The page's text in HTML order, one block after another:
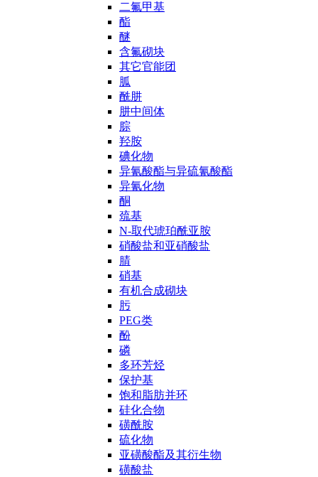
二氟甲基
酯
醚
含氟砌块
其它官能团
胍
酰肼
肼中间体
腙
羟胺
碘化物
异氰酸酯与异硫氰酸酯
异氰化物
酮
巯基
N-取代琥珀酰亚胺
硝酸盐和亚硝酸盐
腈
硝基
有机合成砌块
肟
PEG类
酚
磷
多环芳烃
保护基
饱和脂肪并环
硅化合物
磺酰胺
硫化物
亚磺酸酯及其衍生物
磺酸盐